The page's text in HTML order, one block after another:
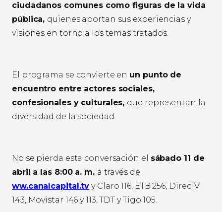
ciudadanos comunes como figuras de la vida
pública, quienes aportan sus experiencias y
visiones en torno a los temas tratados.
El programa se convierte en un punto de
encuentro entre actores sociales,
confesionales y culturales, que representan la
diversidad de la sociedad.
No se pierda esta conversación el sábado 11 de
abril a las 8:00 a. m. a través de
ww.canalcapital.tv y Claro 116, ETB 256, DirecTV
143, Movistar 146 y 113, TDT y Tigo 105.